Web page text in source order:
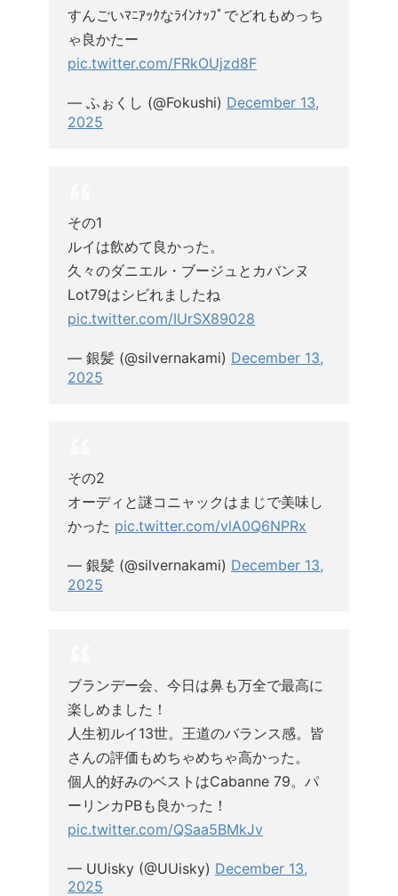
すんごいﾏﾆｱｯｸなﾗｲﾝﾅｯﾌﾟでどれもめっち
ゃ良かたー
pic.twitter.com/FRkOUjzd8F
— ふぉくし (@Fokushi) December 13,
2025
その1
ルイは飲めて良かった。
久々のダニエル・ブージュとカバンヌ
Lot79はシビれましたね
pic.twitter.com/IUrSX89028
— 銀髪 (@silvernakami) December 13,
2025
その2
オーディと謎コニャックはまじで美味し
かった pic.twitter.com/vlA0Q6NPRx
— 銀髪 (@silvernakami) December 13,
2025
ブランデー会、今日は鼻も万全で最高に
楽しめました！
人生初ルイ13世。王道のバランス感。皆
さんの評価もめちゃめちゃ高かった。
個人的好みのベストはCabanne 79。パ
ーリンカPBも良かった！
pic.twitter.com/QSaa5BMkJv
— UUisky (@UUisky) December 13,
2025